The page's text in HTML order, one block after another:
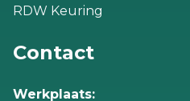
RDW Keuring
Contact
Werkplaats: